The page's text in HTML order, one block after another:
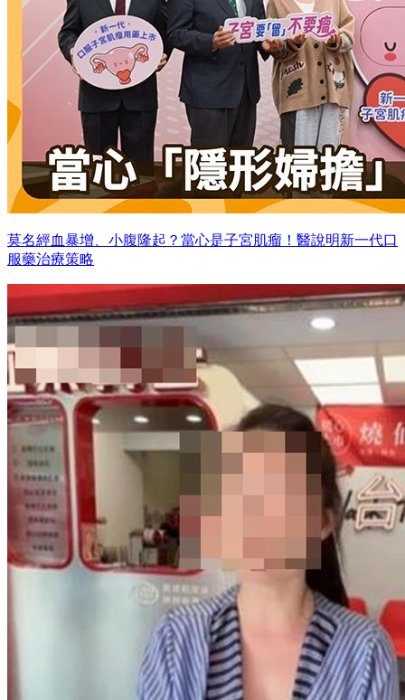
莫名經血暴增、小腹隆起？當心是子宮肌瘤！醫說明新一代口
服藥治療策略